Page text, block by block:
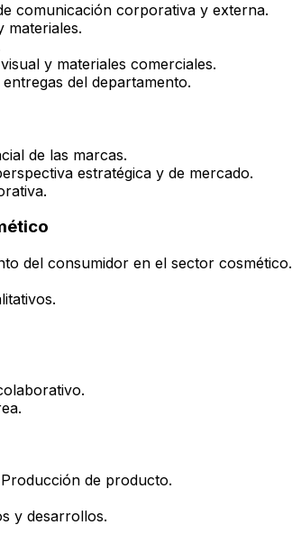
comunicación corporativa y externa.
materiales.
y materiales comerciales.
del departamento.
de las marcas.
estratégica y de mercado.
del consumidor en el sector cosmético.
de producto.
y desarrollos.